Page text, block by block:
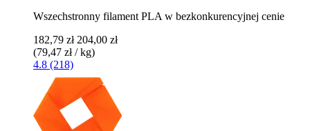
Wszechstronny filament PLA w bezkonkurencyjnej cenie
182,79 zł 204,00 zł
(79,47 zł / kg)
4.8 (218)